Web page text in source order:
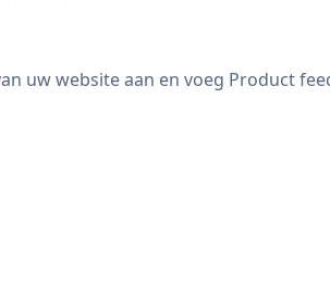
uw website aan en voeg Product